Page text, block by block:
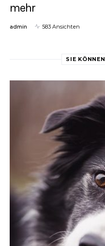
mehr
admin 583 Ansichten
SIE